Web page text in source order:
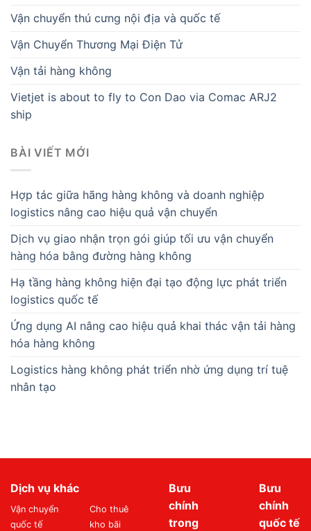
Vận chuyển thú cưng nội địa và quốc tế
Vận Chuyển Thương Mại Điện Tử
Vận tải hàng không
Vietjet is about to fly to Con Dao via Comac ARJ2
ship
BÀI VIẾT MỚI
Hợp tác giữa hãng hàng không và doanh nghiệp
logistics nâng cao hiệu quả vận chuyển
Dịch vụ giao nhận trọn gói giúp tối ưu vận chuyển
hàng hóa bằng đường hàng không
Hạ tầng hàng không hiện đại tạo động lực phát triển
logistics quốc tế
Ứng dụng AI nâng cao hiệu quả khai thác vận tải hàng
hóa hàng không
Logistics hàng không phát triển nhờ ứng dụng trí tuệ
nhân tạo
Dịch vụ khác
Vận chuyển
quốc tế
Cho thuê
kho bãi
Bưu
chính
trong
Bưu
chính
quốc tế